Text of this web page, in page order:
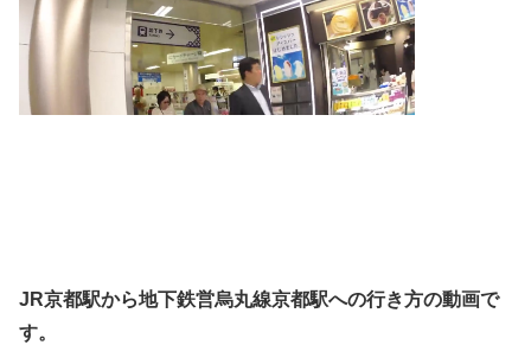
JR京都駅から地下鉄営烏丸線京都駅への行き方の動画で
す。